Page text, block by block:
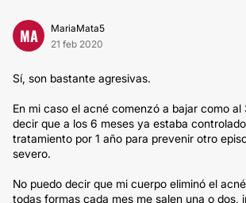
MA
MariaMata5
21 feb 2020
Sí, son bastante agresivas.
En mi caso el acné comenzó a bajar como al
decir que a los 6 meses ya estaba
tratamiento por 1 año para prevenir otro
severo.
No puedo decir que mi cuerpo eliminó el
todas formas cada mes me salen una o dos,